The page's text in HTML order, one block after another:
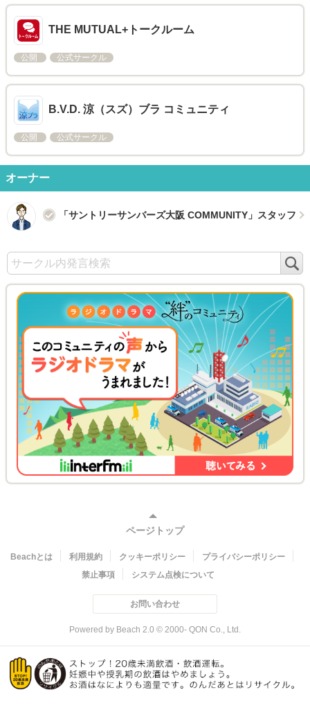
THE MUTUAL+トークルーム
公開 公式サークル
B.V.D. 涼（スズ）ブラ コミュニティ
公開 公式サークル
オーナー
「サントリーサンバーズ大阪 COMMUNITY」スタッフ
ページトップ
Beachとは 利用規約 クッキーポリシー
プライバシーポリシー
禁止事項
システム点検について
お問い合わせ
Powered by Beach 2.0 © 2000- QON Co., Ltd.